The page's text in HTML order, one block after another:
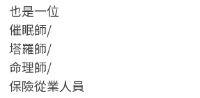
也是一位
催眠師/
塔羅師/
命理師/
保險從業人員